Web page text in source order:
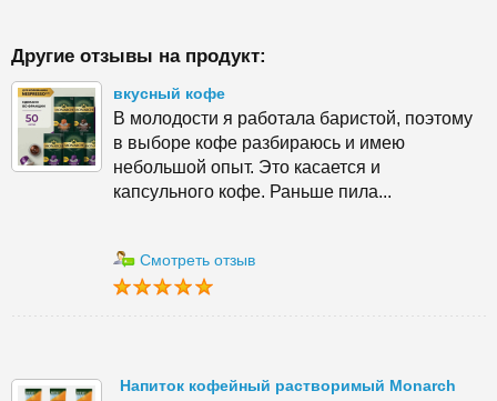
Другие отзывы на продукт:
вкусный кофе
В молодости я работала баристой, поэтому
в выборе кофе разбираюсь и имею
небольшой опыт. Это касается и
капсульного кофе. Раньше пила...
Смотреть отзыв
Напиток кофейный растворимый Monarch